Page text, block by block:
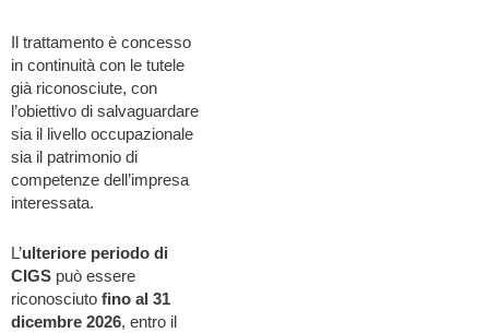
Il trattamento è concesso
in continuità con le tutele
già riconosciute, con
l’obiettivo di salvaguardare
sia il livello occupazionale
sia il patrimonio di
competenze dell’impresa
interessata.
L’ulteriore periodo di
CIGS può essere
riconosciuto fino al 31
dicembre 2026, entro il